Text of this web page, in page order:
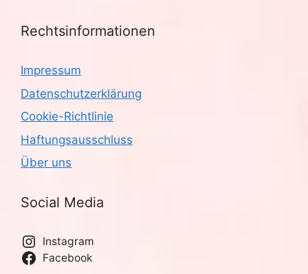
Rechtsinformationen
Impressum
Datenschutzerklärung
Cookie-Richtlinie
Haftungsausschluss
Über uns
Social Media
Instagram
Facebook